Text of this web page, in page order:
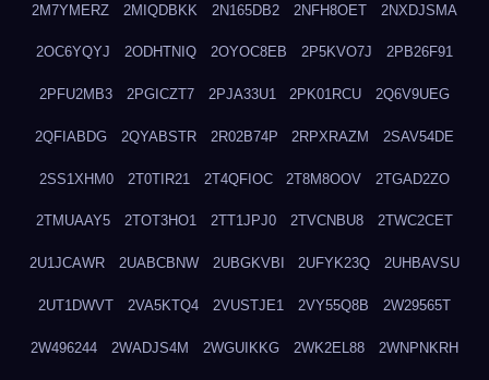
2M7YMERZ 2MIQDBKK 2N165DB2 2NFH8OET 2NXDJSMA
2OC6YQYJ 2ODHTNIQ 2OYOC8EB 2P5KVO7J 2PB26F91
2PFU2MB3 2PGICZT7 2PJA33U1 2PK01RCU 2Q6V9UEG
2QFIABDG 2QYABSTR 2R02B74P 2RPXRAZM 2SAV54DE
2SS1XHM0 2T0TIR21 2T4QFIOC 2T8M8OOV 2TGAD2ZO
2TMUAAY5 2TOT3HO1 2TT1JPJ0 2TVCNBU8 2TWC2CET
2U1JCAWR 2UABCBNW 2UBGKVBI 2UFYK23Q 2UHBAVSU
2UT1DWVT 2VA5KTQ4 2VUSTJE1 2VY55Q8B 2W29565T
2W496244 2WADJS4M 2WGUIKKG 2WK2EL88 2WNPNKRH